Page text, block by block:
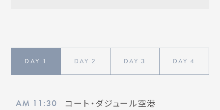
DAY 1 DAY 2 DAY 3 DAY4
AM 11:30 コート・ダジュール空港